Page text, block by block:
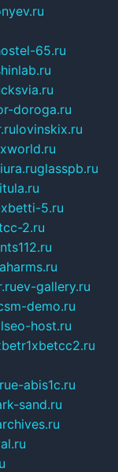
65.ru
doroga.ru
lovinskix.ru
glasspb.ru
5.ru
2.ru
ev-gallery.ru
demo.ru
host.ru
e-abis1c.ru
sand.ru